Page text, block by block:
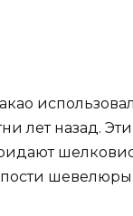
лет назад.